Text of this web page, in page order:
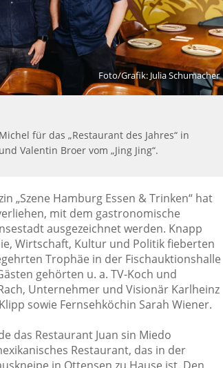
Foto/Grafik: Julia Schumacher
für das „Restaurant des Jahres“ in
Valentin Broer vom „Jing Jing“.
„Szene Hamburg Essen & Trinken“ hat
mit dem gastronomische
ausgezeichnet werden. Knapp
Wirtschaft, Kultur und Politik fieberten
Trophäe in der Fischauktionshalle
gehörten u. a. TV-Koch und
Unternehmer und Visionär Karlheinz
sowie Fernsehköchin Sarah Wiener.
das Restaurant Juan sin Miedo
Restaurant, das in der